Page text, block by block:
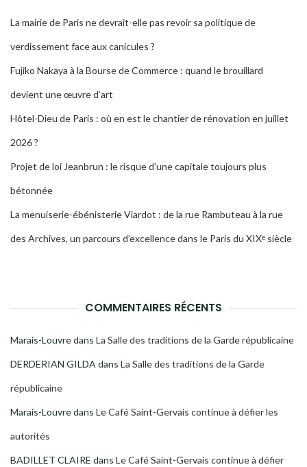
La mairie de Paris ne devrait-elle pas revoir sa politique de
verdissement face aux canicules ?
Fujiko Nakaya à la Bourse de Commerce : quand le brouillard
devient une œuvre d’art
Hôtel-Dieu de Paris : où en est le chantier de rénovation en juillet
2026 ?
Projet de loi Jeanbrun : le risque d’une capitale toujours plus
bétonnée
La menuiserie-ébénisterie Viardot : de la rue Rambuteau à la rue
des Archives, un parcours d’excellence dans le Paris du XIXᵉ siècle
COMMENTAIRES RÉCENTS
Marais-Louvredans La Salle des traditions de la Garde républicaine
DERDERIAN GILDA dans La Salle des traditions de la Garde
républicaine
Marais-Louvredans Le Café Saint-Gervais continue à défier les
autorités
BADILLET CLAIRE dans Le Café Saint-Gervais continue à défier